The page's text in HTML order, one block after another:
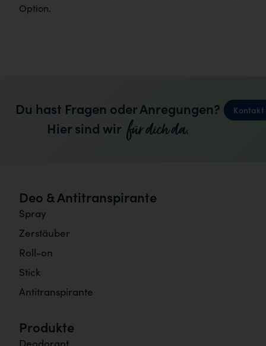
Option.
Du hast Fragen oder Anregungen?
Hier sind wir für dich da.
Kontakt
Deo & Antitranspirante
Spray
Zerstäuber
Roll-on
Stick
Antitranspirante
Produkte